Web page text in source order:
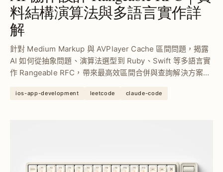
料結構演算法與多語言實作詳
解
針對 Medium Markup 與 AVPlayer Cache 區間問題，揭露
AI 如何從抽象問題、演算法選型到 Ruby、Swift 等多語言實
作 Rangeable RFC，帶來最高效區間合併與查詢解決方案，
ios-app-development leetcode claude-code